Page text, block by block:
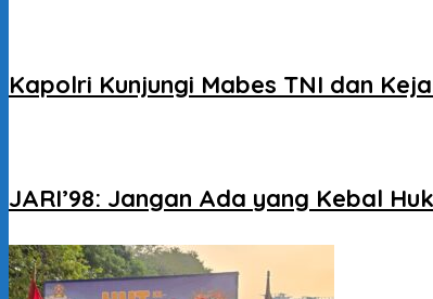
Kapolri Kunjungi Mabes TNI dan
JARI’98: Jangan Ada yang Kebal